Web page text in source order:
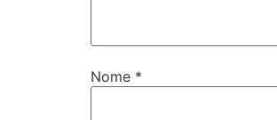
Nome *